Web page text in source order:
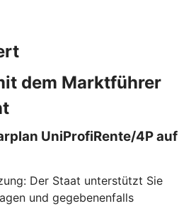
dem Marktführer
UniProfiRente/4P auf
Der Staat unterstützt Sie
und gegebenenfalls